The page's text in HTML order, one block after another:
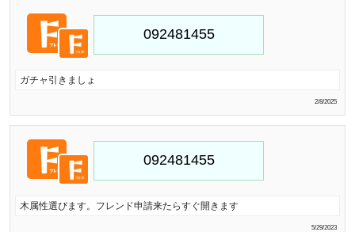
ガチャ引きましょ
2/8/2025
木属性選びます。フレンド申請来たらすぐ開きます
5/29/2023